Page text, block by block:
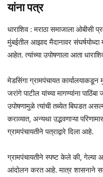
यांना पत्र
धाराशिव : मराठा समाजाला ओबीसी
मुंबईतील आझाद मैदानावर
आहेत. त्यांच्या उपोषणाला आता
मेडसिंगा ग्रामपंचायत
जरांगे पाटील यांच्या मागण्यांना
उपोषणामुळे त्यांची तब्येत बिघडत
कराव्यात, अन्यथा उद्भवणाऱ्या
ग्रामपंचायतीने पत्राद्वारे दिला आहे.
ग्रामपंचायतीने स्पष्ट केले की, गेल्या
आंदोलन करत आहे. मात्र शासनाने